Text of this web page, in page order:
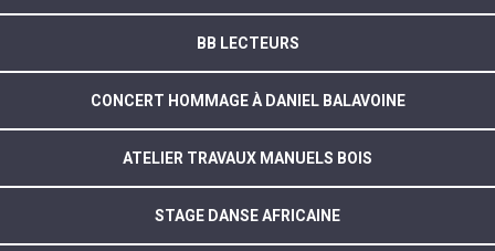
BB LECTEURS
CONCERT HOMMAGE À DANIEL BALAVOINE
ATELIER TRAVAUX MANUELS BOIS
STAGE DANSE AFRICAINE